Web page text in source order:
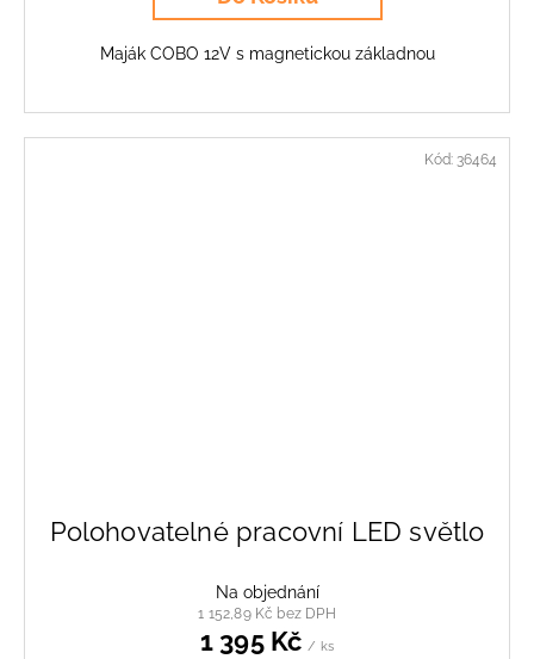
Maják COBO 12V s magnetickou základnou
Polohovatelné pracovní LED světlo
Na objednání
1 152,89 Kč bez DPH
1 395 Kč/ ks
Kód: 36464